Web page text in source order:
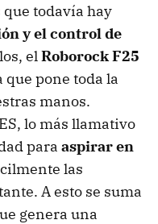
todavía hay
y el control de
elRoborock F25
pone toda la
manos.
lo más llamativo
para aspirar en
las
A esto se suma
genera una